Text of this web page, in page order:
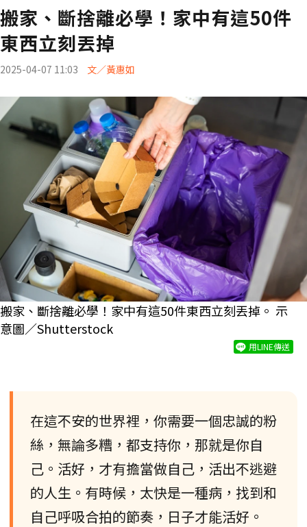
搬家、斷捨離必學！家中有這50件
東西立刻丟掉
2025-04-07 11:03 文／黃惠如
搬家、斷捨離必學！家中有這50件東西立刻丟掉。 示
意圖／Shutterstock
用LINE傳送
在這不安的世界裡，你需要一個忠誠的粉
絲，無論多糟，都支持你，那就是你自
己。活好，才有擔當做自己，活出不逃避
的人生。有時候，太快是一種病，找到和
自己呼吸合拍的節奏，日子才能活好。